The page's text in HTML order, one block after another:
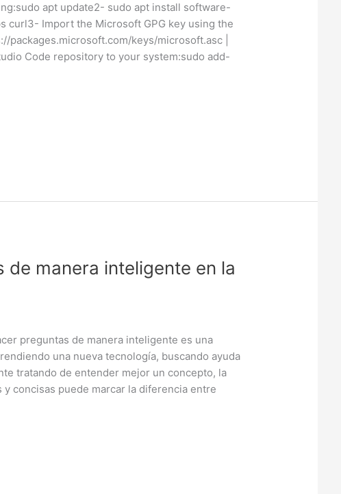
apt update2- sudo apt install software-
Import the Microsoft GPG key using the
keys/microsoft.asc |
Code repository to your system:sudo add-
manera inteligente en la
preguntas de manera inteligente es una
una nueva tecnología, buscando ayuda
tratando de entender mejor un concepto, la
concisas puede marcar la diferencia entre